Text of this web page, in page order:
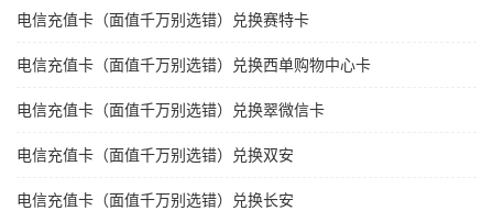
电信充值卡（面值千万别选错）兑换赛特卡
电信充值卡（面值千万别选错）兑换西单购物中心卡
电信充值卡（面值千万别选错）兑换翠微信卡
电信充值卡（面值千万别选错）兑换双安
电信充值卡（面值千万别选错）兑换长安